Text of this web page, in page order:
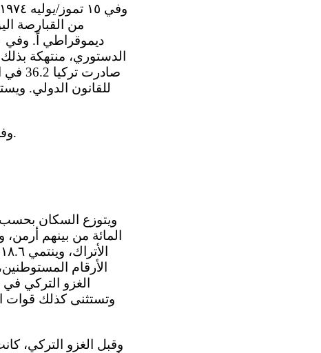
من القبارصة
الدستوري، منتهكة
للقانون الدولي.
21- وفي ١ أيار/مايو ٢٠٠٤، أصبحت جمهورية قبرص دولة عضو اً في الاتحاد الأوروبي.